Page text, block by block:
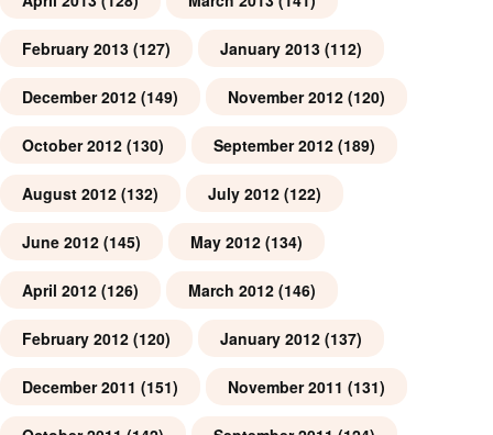
February 2013 (127) January 2013 (112)
December 2012 (149) November 2012 (120)
October 2012 (130) September 2012 (189)
August 2012 (132) July 2012 (122)
June 2012 (145) May 2012 (134)
April 2012 (126) March 2012 (146)
February 2012 (120) January 2012 (137)
December 2011 (151) November 2011 (131)